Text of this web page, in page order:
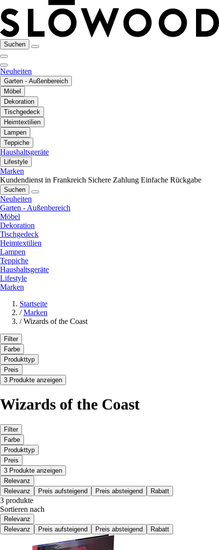
Suchen
Neuheiten
Garten - Außenbereich
Möbel
Dekoration
Tischgedeck
Heimtextilien
Lampen
Teppiche
Haushaltsgeräte
Lifestyle
Marken
Kundendienst in Frankreich Sichere Zahlung Einfache Rückgabe
Suchen
Neuheiten
Garten - Außenbereich
Möbel
Dekoration
Tischgedeck
Heimtextilien
Lampen
Teppiche
Haushaltsgeräte
Lifestyle
Marken
Startseite
/ Marken
/ Wizards of the Coast
Filter
Farbe
Produkttyp
Preis
3 Produkte anzeigen
Wizards of the Coast
Filter
Farbe
Produkttyp
Preis
3 Produkte anzeigen
Relevanz
Relevanz
Preis aufsteigend Preis absteigend Rabatt
3 produkte
Sortieren nach
Relevanz
Relevanz
Preis aufsteigend Preis absteigend Rabatt